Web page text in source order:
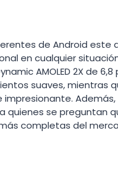
de Android este
en cualquier
AMOLED 2X de
suaves, mientras
quienes se preguntan
completas del